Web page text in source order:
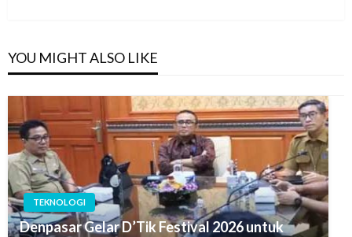
YOU MIGHT ALSO LIKE
TEKNOLOGI
Denpasar Gelar D’Tik Festival 2026 untuk